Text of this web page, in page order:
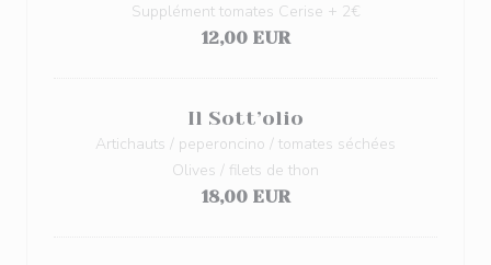
Supplément tomates Cerise + 2€
12,00 EUR
Il Sott’olio
Artichauts / peperoncino / tomates séchées
Olives / filets de thon
18,00 EUR